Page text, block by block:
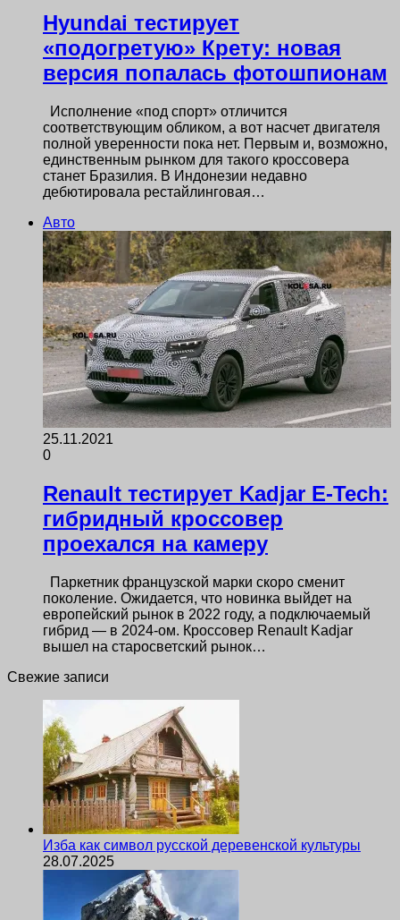
Hyundai тестирует
«подогретую» Крету: новая
версия попалась фотошпионам
Исполнение «под спорт» отличится
соответствующим обликом, а вот насчет двигателя
полной уверенности пока нет. Первым и, возможно,
единственным рынком для такого кроссовера
станет Бразилия. В Индонезии недавно
дебютировала рестайлинговая…
Авто
25.11.2021
0
Renault тестирует Kadjar E-Tech:
гибридный кроссовер
проехался на камеру
Паркетник французской марки скоро сменит
поколение. Ожидается, что новинка выйдет на
европейский рынок в 2022 году, а подключаемый
гибрид — в 2024-ом. Кроссовер Renault Kadjar
вышел на старосветский рынок…
Свежие записи
Изба как символ русской деревенской культуры
28.07.2025